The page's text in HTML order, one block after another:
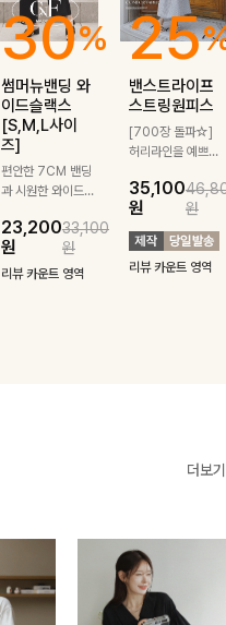
30%
썸머뉴밴딩 와
이드슬랙스
[S,M,L사이
즈]
편안한 7CM 밴딩
과 시원한 와이드
로 여름 잡아보자 !
23,200
원
33,100
원
리뷰 카운트 영역
25
밴스트라이프
스트링원피스
[700장 돌파☆]
허리라인을 예쁘게
깔끔한 스트라이프
패턴에 링클프리!
💙플레어지는 롱한
기장감까지 완벽한
데일리 원피스:B
35,100
원
원
리뷰 카운트 영역
더보기